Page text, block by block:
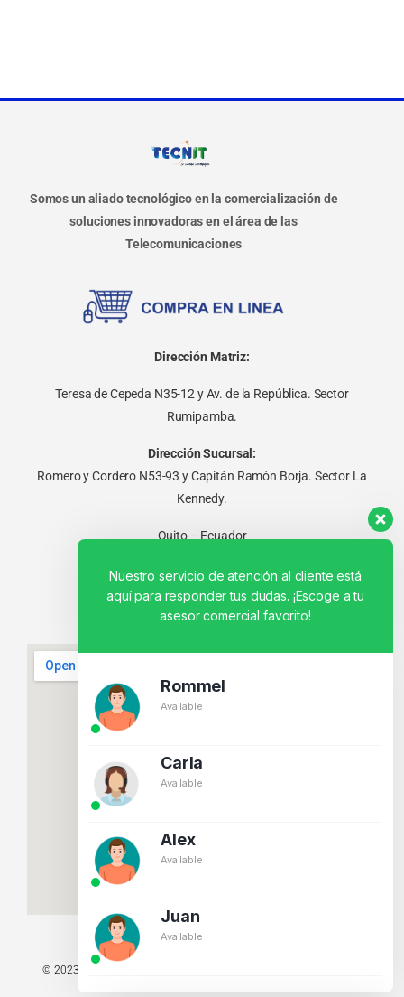
Somos un aliado tecnológico en la comercialización de
soluciones innovadoras en el área de las
Telecomunicaciones
Dirección Matriz:
Teresa de Cepeda N35-12 y Av. de la República. Sector
Rumipamba.
Dirección Sucursal:
Romero y Cordero N53-93 y Capitán Ramón Borja. Sector La
Kennedy.
Quito – Ecuador
© 2023 TODOS LOS DERECHOS RESERVADOS - TECNIT TU TIENDA
Nuestro servicio de atención al cliente está
aquí para responder tus dudas. ¡Escoge a tu
asesor comercial favorito!
Rommel
Available
Carla
Available
Alex
Available
Juan
Available